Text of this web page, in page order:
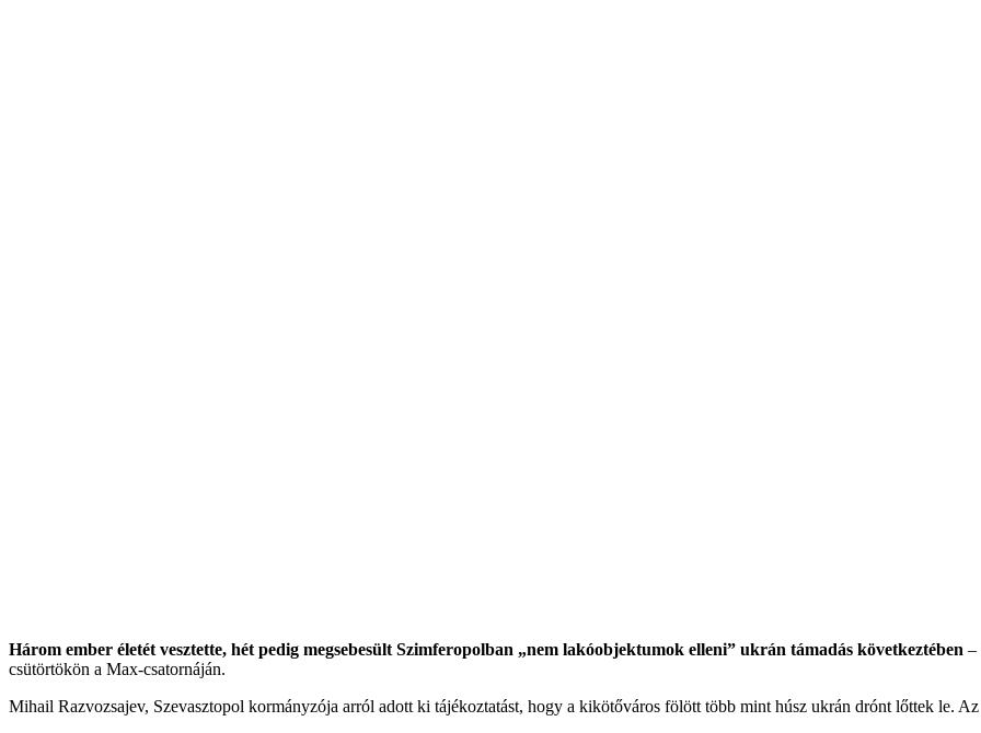
Három ember életét vesztette, hét pedig megsebesült Szimferopolban „nem lakóobjektumok elleni” ukrán támadás következtében –
csütörtökön a Max-csatornáján.
Mihail Razvozsajev, Szevasztopol kormányzója arról adott ki tájékoztatást, hogy a kikötőváros fölött több mint húsz ukrán drónt lőttek le. Az